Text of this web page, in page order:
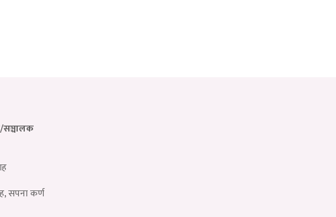
सञ्चालक
सपना कर्ण